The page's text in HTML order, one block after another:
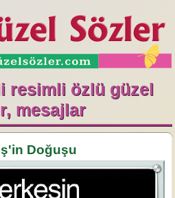
özlü güzel
mesajlar
Doğuşu